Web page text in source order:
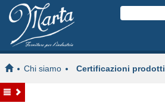
Chi siamo Certificazioni prodotti